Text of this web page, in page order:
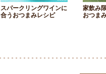
スパークリングワインに
合うおつまみレシピ
家飲み
おつま